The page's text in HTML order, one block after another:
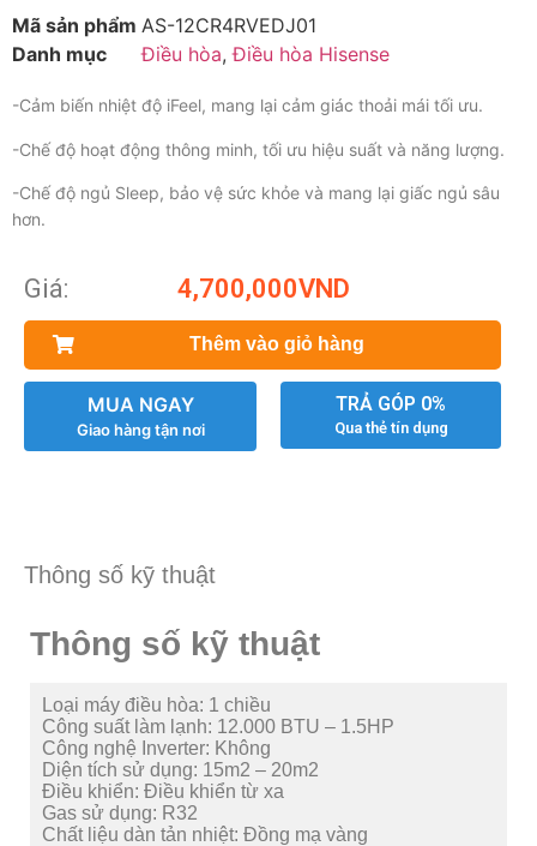
Mã sản phẩm AS-12CR4RVEDJ01
Danh mục
Điều hòa,Điều hòa Hisense
-Cảm biến nhiệt độ iFeel, mang lại cảm giác thoải mái tối ưu.
-Chế độ hoạt động thông minh, tối ưu hiệu suất và năng lượng.
-Chế độ ngủ Sleep, bảo vệ sức khỏe và mang lại giấc ngủ sâu
hơn.
Giá: 4,700,000VND
Thêm vào giỏ hàng
MUA NGAY
Giao hàng tận nơi
TRẢ GÓP 0%
Qua thẻ tín dụng
Thông số kỹ thuật
Thông số kỹ thuật
Loại máy điều hòa: 1 chiều
Công suất làm lạnh: 12.000 BTU – 1.5HP
Công nghệ Inverter: Không
Diện tích sử dụng: 15m2 – 20m2
Điều khiển: Điều khiển từ xa
Gas sử dụng: R32
Chất liệu dàn tản nhiệt: Đồng mạ vàng